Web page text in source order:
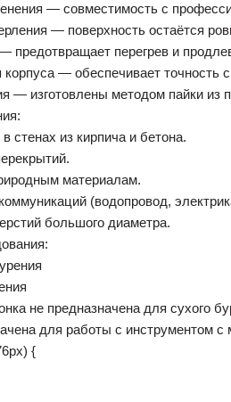
— совместимость с
— поверхность остаётся
предотвращает перегрев и
— обеспечивает точность
— изготовлены методом пайки
стенах из кирпича и бетона.
материалам.
(водопровод,
большого диаметра.
не предназначена для сухого
для работы с инструментом с
{